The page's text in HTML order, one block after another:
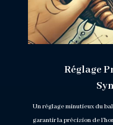
Réglage
Un réglage minutieux du
garantir la précision de